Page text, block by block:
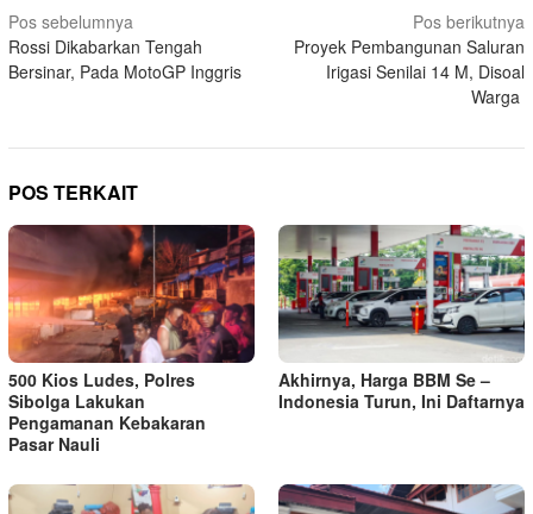
Navigasi
pos
Pos sebelumnya
Rossi Dikabarkan Tengah
Bersinar, Pada MotoGP Inggris
Pos berikutnya
Proyek Pembangunan Saluran
Irigasi Senilai 14 M, Disoal
Warga
POS TERKAIT
500 Kios Ludes, Polres
Sibolga Lakukan
Pengamanan Kebakaran
Pasar Nauli
Akhirnya, Harga BBM Se –
Indonesia Turun, Ini Daftarnya